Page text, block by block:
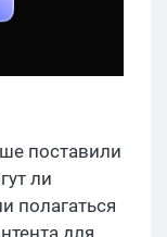
поставили
ли
полагаться
для